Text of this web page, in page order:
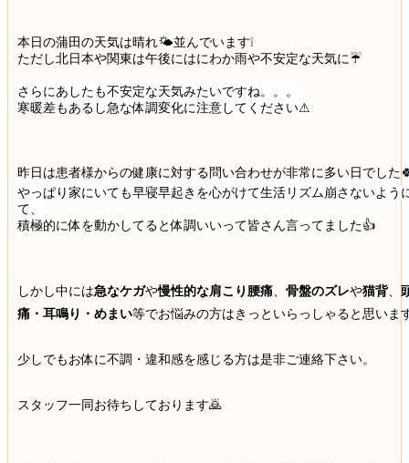
本日の蒲田の天気は晴れ🌤並んでいます❕
ただし北日本や関東は午後にはにわか雨や不安定な天気に☔
さらにあしたも不安定な天気みたいですね。。。
寒暖差もあるし急な体調変化に注意してください⚠
昨日は患者様からの健康に対する問い合わせが非常に多い日でした
やっぱり家にいても早寝早起きを心がけて生活リズム崩さないよう
て、
積極的に体を動かしてると体調いいって皆さん言ってました👍
しかし中には急なケガや慢性的な肩こり腰痛、 骨盤のズレや猫背、
痛・耳鳴り・めまい等でお悩みの方はきっといらっしゃると思いま
少しでもお体に不調・違和感を感じる方は是非ご連絡下さい。
スタッフ一同お待ちしております🙇